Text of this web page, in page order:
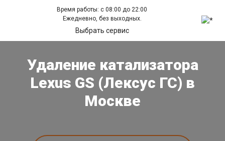
Время работы: с 08:00 до 22:00
Ежедневно, без выходных.
Выбрать сервис
Удаление катализатора
Lexus GS (Лексус ГС) в
Москве